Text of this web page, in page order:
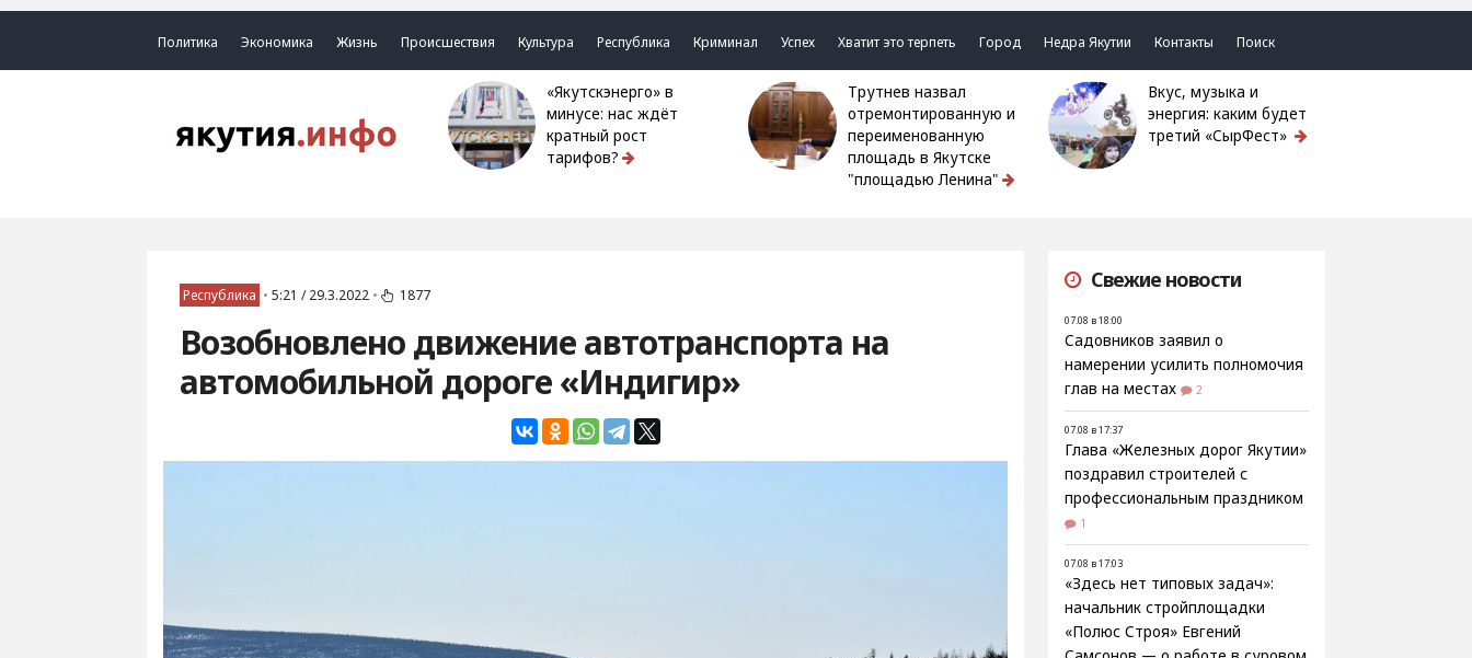
Политика Экономика Жизнь Происшествия Культура Республика Криминал Успех Хватит это терпеть Город Недра Якутии Контакты Поиск
«Якутскэнерго» в
минусе: нас ждёт
кратный рост
тарифов?
Трутнев назвал
отремонтированную и
переименованную
площадь в Якутске
"площадью Ленина"
Вкус, музыка и
энергия: каким будет
третий «СырФест»
Республика • 5:21 / 29.3.2022 • 1877
Возобновлено движение автотранспорта на
автомобильной дороге «Индигир»
Свежие новости
07.08 в 18:00
Садовников заявил о
намерении усилить полномочия
глав на местах
2
07.08 в 17:37
Глава «Железных дорог Якутии»
поздравил строителей с
профессиональным праздником
1
07.08 в 17:03
«Здесь нет типовых задач»:
начальник стройплощадки
«Полюс Строя» Евгений